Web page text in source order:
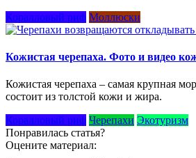
Коралловый риф Моллюски
Кожистая черепаха. Фото и видео
Кожистая черепаха – самая крупная
состоит из толстой кожи и жира.
Коралловый риф Черепахи Экотуризм
Понравилась статья?
Оцените материал: